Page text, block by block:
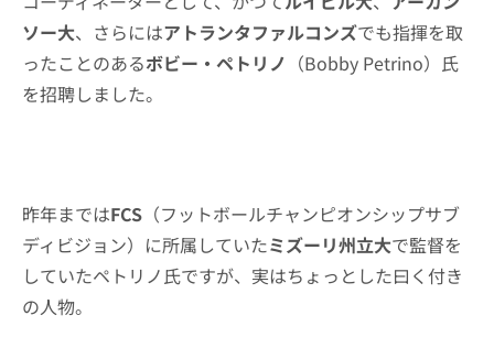
ソー大、さらにはアトランタファルコンズでも指揮を取
ったことのあるボビー・ペトリノ （Bobby Petrino）氏
を招聘しました。
昨年まではFCS （フットボールチャンピオンシップサブ
ディビジョン）に所属していたミズーリ州立大で監督を
していたペトリノ氏ですが、実はちょっとした曰く付き
の人物。